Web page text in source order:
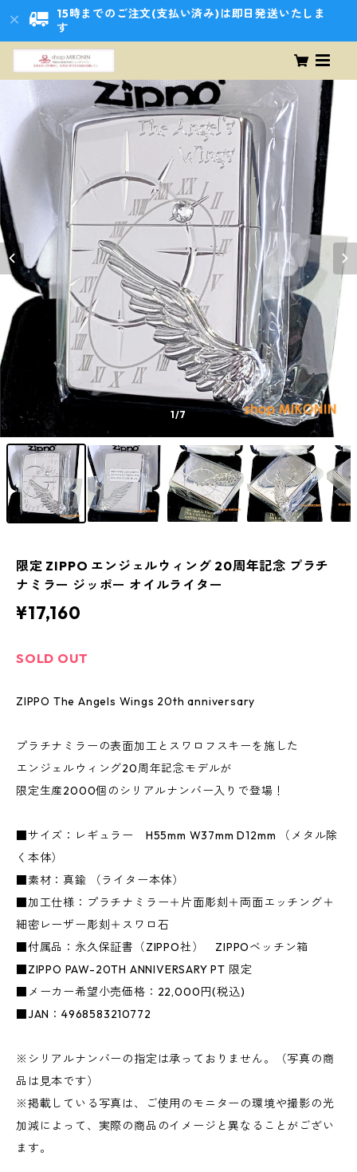
15時までのご注文(支払い済み)は即日発送いたしま
す
1/7
限定 ZIPPO エンジェルウィング 20周年記念 プラチ
ナミラー ジッポー オイルライター
¥17,160
SOLD OUT
ZIPPO The Angels Wings 20th anniversary
プラチナミラーの表面加工とスワロフスキーを施した
エンジェルウィング20周年記念モデルが
限定生産2000個のシリアルナンバー入りで登場！
■サイズ：レギュラー H55mm W37mm D12mm （メタル除
く本体）
■素材：真鍮 （ライター本体）
■加工仕様：プラチナミラー＋片面彫刻＋両面エッチング＋
細密レーザー彫刻＋スワロ石
■付属品：永久保証書（ZIPPO社） ZIPPOベッチン箱
■ZIPPO PAW-20TH ANNIVERSARY PT 限定
■メーカー希望小売価格：22,000円(税込)
■JAN：4968583210772
※シリアルナンバーの指定は承っておりません。（写真の商
品は見本です）
※掲載している写真は、ご使用のモニターの環境や撮影の光
加減によって、実際の商品のイメージと異なることがござい
ます。